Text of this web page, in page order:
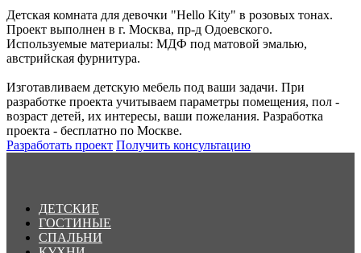
Детская комната для девочки "Hello Kity" в розовых тонах.
Проект выполнен в г. Москва, пр-д Одоевского.
Используемые материалы: МДФ под матовой эмалью,
австрийская фурнитура.
Изготавливаем детскую мебель под ваши задачи. При
разработке проекта учитываем параметры помещения, пол -
возраст детей, их интересы, ваши пожелания. Разработка
проекта - бесплатно по Москве.
Разработать проект Получить консультацию
ДЕТСКИЕ
ГОСТИНЫЕ
СПАЛЬНИ